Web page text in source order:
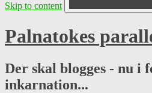
Skip to content
Palnatokes
Der skal blogges - nu i
inkarnation...